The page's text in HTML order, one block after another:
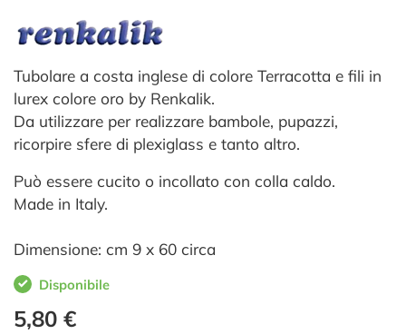
Tubolare a costa inglese di colore Terracotta e fili in
lurex colore oro by Renkalik.
Da utilizzare per realizzare bambole, pupazzi,
ricorpire sfere di plexiglass e tanto altro.
Può essere cucito o incollato con colla caldo.
Made in Italy.
Dimensione: cm 9 x 60 circa
Disponibile
5,80 €